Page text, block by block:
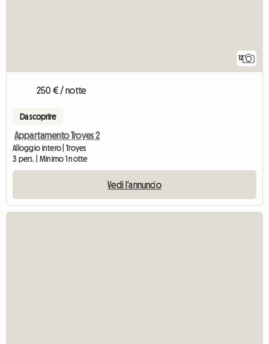
12
250 € / notte
Da scoprire
Appartamento Troyes 2
Alloggio intero | Troyes
3 pers. | Minimo 1 notte
Vedi l'annuncio